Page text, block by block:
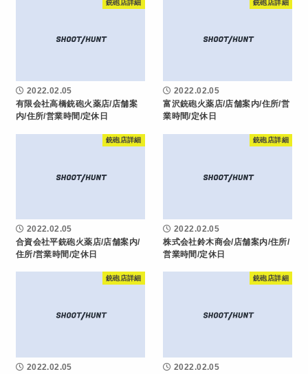
銃砲店詳細
2022.02.05
有限会社高橋銃砲火薬店/店舗案
内/住所/営業時間/定休日
銃砲店詳細
2022.02.05
富沢銃砲火薬店/店舗案内/住所/営
業時間/定休日
銃砲店詳細
2022.02.05
合資会社平銃砲火薬店/店舗案内/
住所/営業時間/定休日
銃砲店詳細
2022.02.05
株式会社鈴木商会/店舗案内/住所/
営業時間/定休日
銃砲店詳細
2022.02.05
銃砲店詳細
2022.02.05